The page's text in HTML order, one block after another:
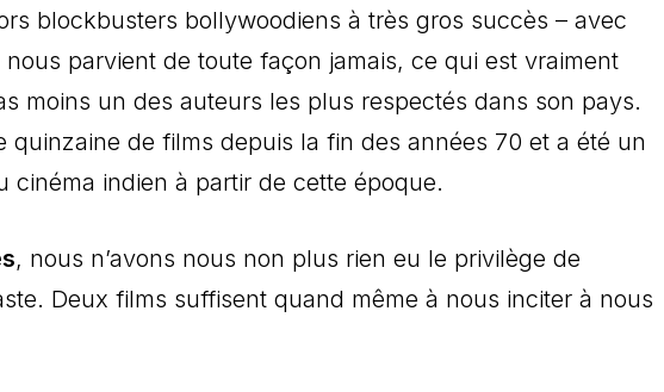
blockbusters bollywoodiens à très gros succès – avec
nous parvient de toute façon jamais, ce qui est vraiment
moins un des auteurs les plus respectés dans son pays.
quinzaine de films depuis la fin des années 70 et a été un
cinéma indien à partir de cette époque.
, nous n’avons nous non plus rien eu le privilège de
Deux films suffisent quand même à nous inciter à nous